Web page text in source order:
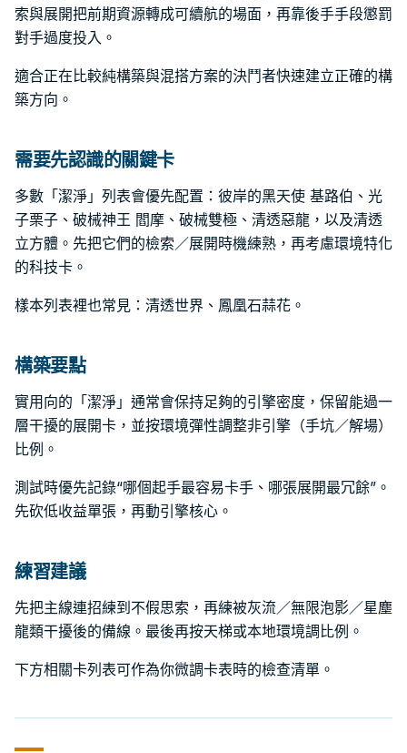
索與展開把前期資源轉成可續航的場面，再靠後手手段懲罰
對手過度投入。
適合正在比較純構築與混搭方案的決鬥者快速建立正確的構
築方向。
需要先認識的關鍵卡
多數「潔淨」列表會優先配置：彼岸的黑天使 基路伯、光
子栗子、破械神王 閻摩、破械雙極、清透惡龍，以及清透
立方體。先把它們的檢索／展開時機練熟，再考慮環境特化
的科技卡。
樣本列表裡也常見：清透世界、鳳凰石蒜花。
構築要點
實用向的「潔淨」通常會保持足夠的引擎密度，保留能過一
層干擾的展開卡，並按環境彈性調整非引擎（手坑／解場）
比例。
測試時優先記錄“哪個起手最容易卡手、哪張展開最冗餘”。
先砍低收益單張，再動引擎核心。
練習建議
先把主線連招練到不假思索，再練被灰流／無限泡影／星塵
龍類干擾後的備線。最後再按天梯或本地環境調比例。
下方相關卡列表可作為你微調卡表時的檢查清單。